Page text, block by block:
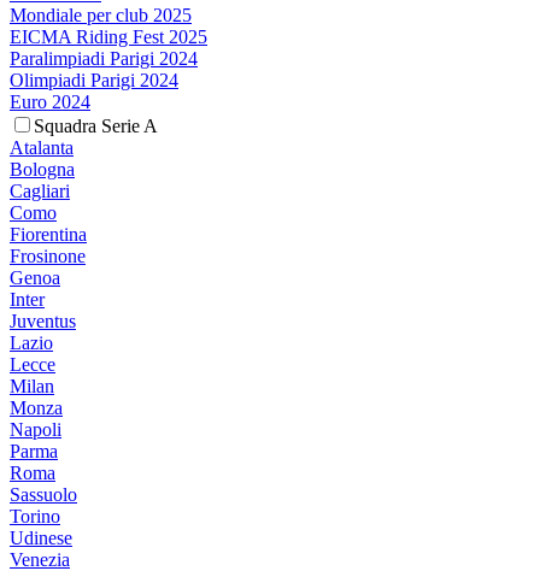
Mondiale per club 2025
EICMA Riding Fest 2025
Paralimpiadi Parigi 2024
Olimpiadi Parigi 2024
Euro 2024
Squadra Serie A
Atalanta
Bologna
Cagliari
Como
Fiorentina
Frosinone
Genoa
Inter
Juventus
Lazio
Lecce
Milan
Monza
Napoli
Parma
Roma
Sassuolo
Torino
Udinese
Venezia